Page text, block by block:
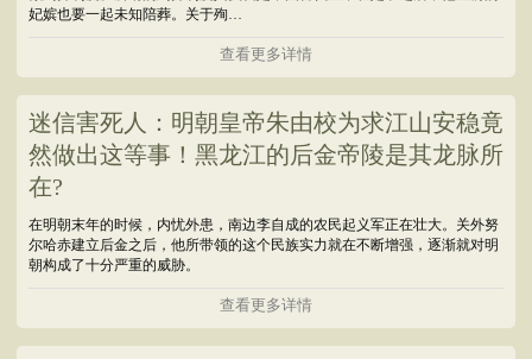
妃嫔也要一起未知陪葬。关于殉…
查看更多详情
迷信害死人：明朝皇帝朱由校为求江山安稳竟
然做出这等事！黑龙江的后金帝陵是其龙脉所
在?
在明朝末年的时候，内忧外患，南边李自成的农民起义军正在壮大。关外努
尔哈赤建立后金之后，他所带领的这个民族实力就在不断增强，逐渐就对明
朝构成了十分严重的威胁。
查看更多详情